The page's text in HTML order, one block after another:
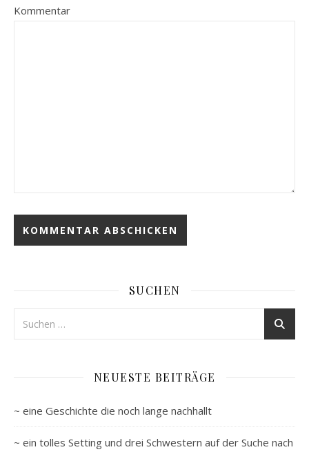
Kommentar
SUCHEN
NEUESTE BEITRÄGE
~ eine Geschichte die noch lange nachhallt
~ ein tolles Setting und drei Schwestern auf der Suche nach